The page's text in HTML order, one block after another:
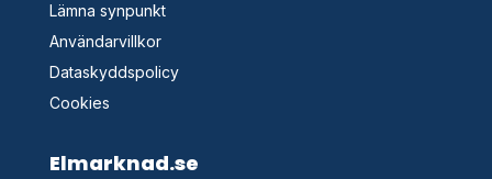
Lämna synpunkt
Användarvillkor
Dataskyddspolicy
Cookies
Elmarknad.se